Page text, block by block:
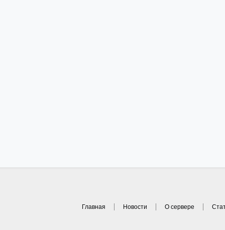
Главная Новости О сервере